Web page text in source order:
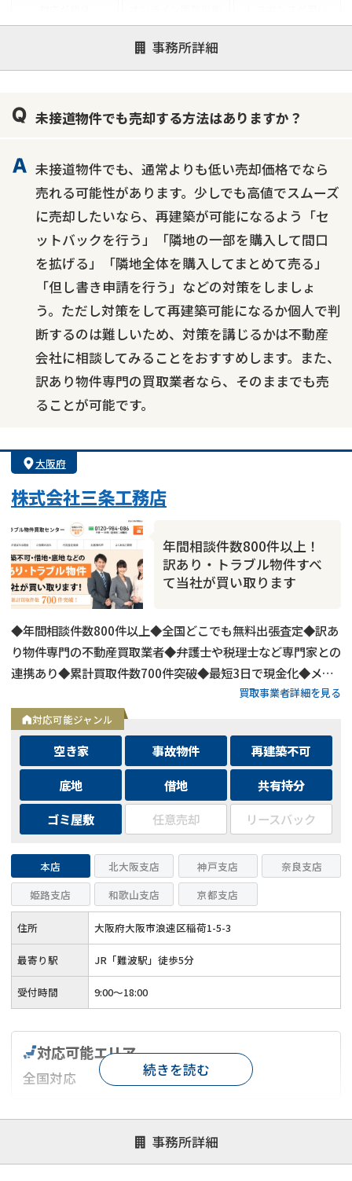
事務所詳細
士業連携有り
未接道物件でも売却する方法はありますか？
未接道物件でも、通常よりも低い売却価格でなら
売れる可能性があります。少しでも高値でスムーズ
に売却したいなら、再建築が可能になるよう「セ
ットバックを行う」「隣地の一部を購入して間口
を拡げる」「隣地全体を購入してまとめて売る」
「但し書き申請を行う」などの対策をしましょ
う。ただし対策をして再建築可能になるか個人で判
断するのは難しいため、対策を講じるかは不動産
会社に相談してみることをおすすめします。また、
訳あり物件専門の買取業者なら、そのままでも売
ることが可能です。
大阪府
株式会社三条工務店
年間相談件数800件以上！
訳あり・トラブル物件すべ
て当社が買い取ります
◆年間相談件数800件以上◆全国どこでも無料出張査定◆訳あ
り物件専門の不動産買取業者◆弁護士や税理士など専門家との
連携あり◆累計買取件数700件突破◆最短3日で現金化◆メー
買取事業者詳細を見る
対応可能ジャンル
空き家 事故物件
再建築不可
底地
借地
共有持分
ゴミ屋敷
任意売却 リースバック
本店 北大阪支店 神戸支店
奈良支店
姫路支店
和歌山支店 京都支店
住所 大阪府大阪市浪速区稲荷1-5-3
最寄り駅 JR「難波駅」徒歩5分
受付時間 9:00～18:00
事務所詳細
対応可能エリア
全国対応
対応が親身 オンライン面談可能
レスポンスが早い
1億円以上の買取可
続きを読む